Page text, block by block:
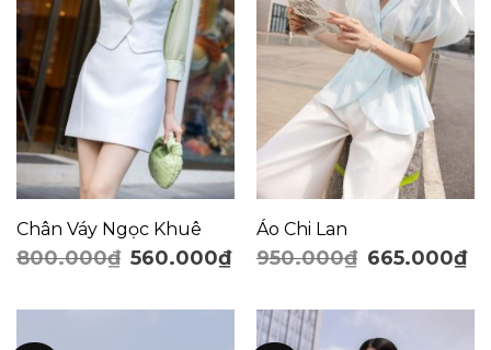
Chân Váy Ngọc Khuê
800.000₫ 560.000₫
Áo Chi Lan
950.000₫ 665.000₫